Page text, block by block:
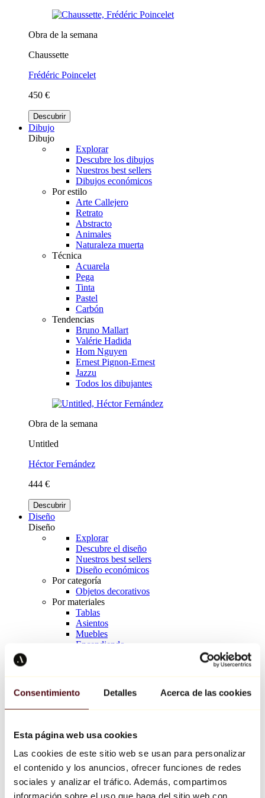
Consentimiento Detalles Acerca de las cookies
Esta página web usa cookies
Las cookies de este sitio web se usan para personalizar
el contenido y los anuncios, ofrecer funciones de redes
sociales y analizar el tráfico. Además, compartimos
información sobre el uso que haga del sitio web con
Obra de la semana
Chaussette
Frédéric Poincelet
450 €
Descubrir
Dibujo
Dibujo
Explorar
Descubre los dibujos
Nuestros best sellers
Dibujos económicos
Por estilo
Arte Callejero
Retrato
Abstracto
Animales
Naturaleza muerta
Técnica
Acuarela
Pega
Tinta
Pastel
Carbón
Tendencias
Bruno Mallart
Valérie Hadida
Hom Nguyen
Ernest Pignon-Ernest
Jazzu
Todos los dibujantes
Obra de la semana
Untitled
Héctor Fernández
444 €
Descubrir
Diseño
Diseño
Explorar
Descubre el diseño
Nuestros best sellers
Diseño económicos
Por categoría
Objetos decorativos
Por materiales
Tablas
Asientos
Muebles
Encendiendo
Richard Orlinski
Keith Haring
Jeff Koons
Jean-Michel Basquiat
Todos los diseñadores
Obra de la semana